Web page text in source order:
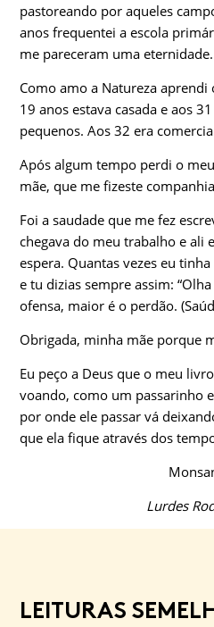
pastoreando por aqueles
anos frequentei a escola
me pareceram uma eternidade.
Como amo a Natureza
19 anos estava casada e aos
pequenos. Aos 32 era
Após algum tempo perdi o
mãe, que me fizeste
Foi a saudade que me fez
chegava do meu trabalho e ali
espera. Quantas vezes eu
e tu dizias sempre assim:
ofensa, maior é o perdão.
Obrigada, minha mãe porque
Eu peço a Deus que o meu
voando, como um passarinho
por onde ele passar vá
que ela fique através dos
Lurdes
LEITURAS